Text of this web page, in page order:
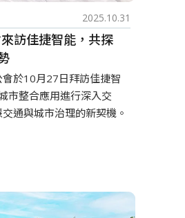
2025.10.31
訪佳捷智能，共探
於10月27日拜訪佳捷智
市整合應用進行深入交
通與城市治理的新契機。